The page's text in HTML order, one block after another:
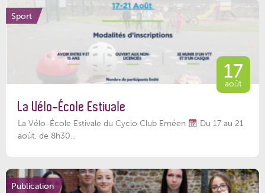
Sport
17
août
La Vélo-École Estivale
La Vélo-École Estivale du Cyclo Club Ernéen
Du 17 au 21
août, de 8h30...
Publication